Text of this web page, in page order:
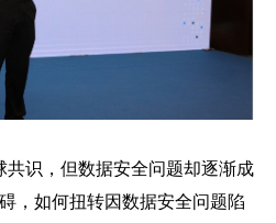
识，但数据安全问题却逐渐成
，如何扭转因数据安全问题陷